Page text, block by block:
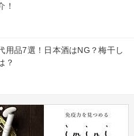
！
用品7選！日本酒はNG？梅干し
？